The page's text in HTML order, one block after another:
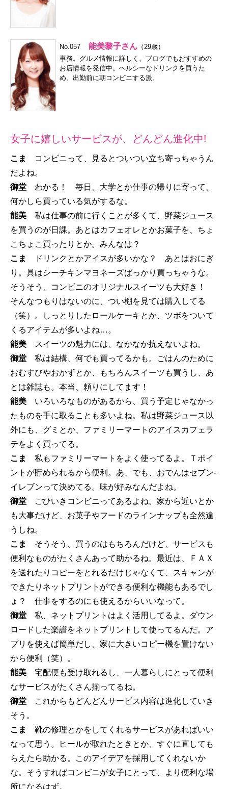
No.057 能美黎子さん （29歳）
事務。グルメ情報に詳しく、ブログでもおすすめの
お店情報を発信中。ヘルシーなドリンクを買うた
め、出勤前に朝コンビニする派。
女子に嬉しいサービスが、どんどん進化中!
こま
コンビニって、見るとついつい立ち寄っちゃうん
だよね。
御堂 わかる！ 毎日、大学とか仕事の帰りに寄って、
何かしら買っている気がするな。
能美 私は仕事の前に行くことが多くて、野菜ジュース
を買うのが日課。あとはカフェオレとかお菓子を、ちょ
こちょこ買ったりとか。みんなは？
こま
ドリンクとかアイスが多いかな？ あとはおにぎ
り。具はシーチキンマヨネーズばっかり買っちゃうな。
そうそう、コンビニのオリジナルスイーツも大好き！
そんなつもりはないのに、つい棚を見ては購入してる
（笑）。しっとりしたロールケーキとか、ツボをついて
くるアイテムが多いよね…。
能美 スイーツの魅力には、なかなか抗えないよね。
御堂 私は結構、何でも買ってるかも。ごはんのために
おむすびやおかずとか、もちろんスイーツも買うし、あ
とは雑誌も。本当、頼りにしてます！
能美 いろいろなものがあるから、買う予定じゃなかっ
たものを手に取ることも多いよね。私は野菜ジュース以
外にも、グミとか、ファミリーマートのアイスカフェラ
テをよく買ってる。
こま
私もファミリーマートをよく使ってるよ。Ｔポイ
ントが貯められるから便利。あ、でも、おでんはセブン-
イレブンって決めてる。味が好みなんだよね。
御堂 ごひいきコンビニってあるよね。家から近いとか
も大事だけど、お菓子やフードのラインナップも全然違
うしね。
こま
そうそう、買うのはもちろんだけど、サービスも
便利なものがたくさんあって助かるね。最近は、ＦＡＸ
を送れたりコピーをとれるだけじゃなくて、スキャンが
できたりネットプリントができる便利な機能もあるでし
ょ？ 仕事をするのにも使えるからいいなって。
御堂 私、ネットプリントはよく活用してるよ。ダウン
ロードした楽譜をネットプリントして使ってるんだ。ア
プリを使えば簡単だし、家に大きいコピー機を置けない
から便利（笑）。
能美 宅配便も受け取れるし、一人暮らしにとって便利
なサービスがたくさん揃ってるね。
御堂 これからもどんどんサービス内容は進化していき
そう。
こま
靴の修理とかをしてくれるサービスがあればいい
なって思う。ヒールが取れたときとか、すぐに直しても
らえたら助かる。このアイデアを採用してくれないか
な。そうすればコンビニが女子にとって、より便利な場
所になるはず。